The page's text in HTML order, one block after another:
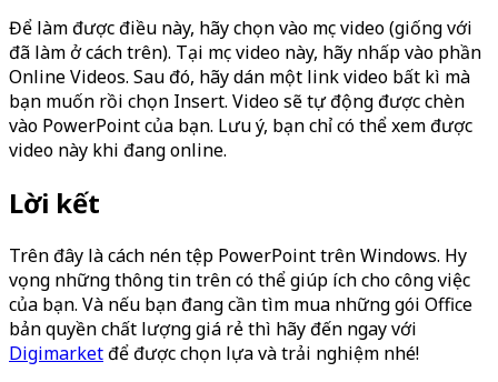
Để làm được điều này, hãy chọn vào mục video (giống với
đã làm ở cách trên). Tại mục video này, hãy nhấp vào phần
Online Videos. Sau đó, hãy dán một link video bất kì mà
bạn muốn rồi chọn Insert. Video sẽ tự động được chèn
vào PowerPoint của bạn. Lưu ý, bạn chỉ có thể xem được
video này khi đang online.
Lời kết
Trên đây là cách nén tệp PowerPoint trên Windows. Hy
vọng những thông tin trên có thể giúp ích cho công việc
của bạn. Và nếu bạn đang cần tìm mua những gói Office
bản quyền chất lượng giá rẻ thì hãy đến ngay với
Digimarketđể được chọn lựa và trải nghiệm nhé!